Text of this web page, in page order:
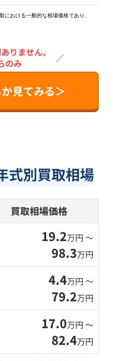
おける一般的な相場価格であり、
りません。
のみ
／
見てみる＞
式別買取相場
買取相場価格
19.2万円 〜
98.3万円
4.4万円 〜
79.2万円
17.0万円 〜
82.4万円